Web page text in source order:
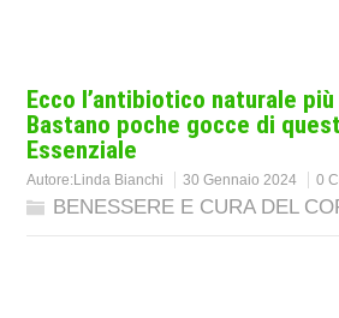
Ecco l’antibiotico naturale
Bastano poche gocce di
Essenziale
Autore:Linda Bianchi 30 Gennaio 2024 0
BENESSERE E CURA DEL